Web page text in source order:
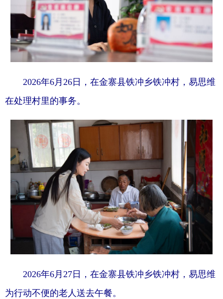
2026年6月26日，在金寨县铁冲乡铁冲村，易思维
在处理村里的事务。
2026年6月27日，在金寨县铁冲乡铁冲村，易思维
为行动不便的老人送去午餐。